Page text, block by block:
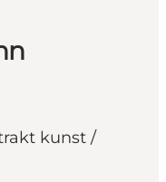
kunst /